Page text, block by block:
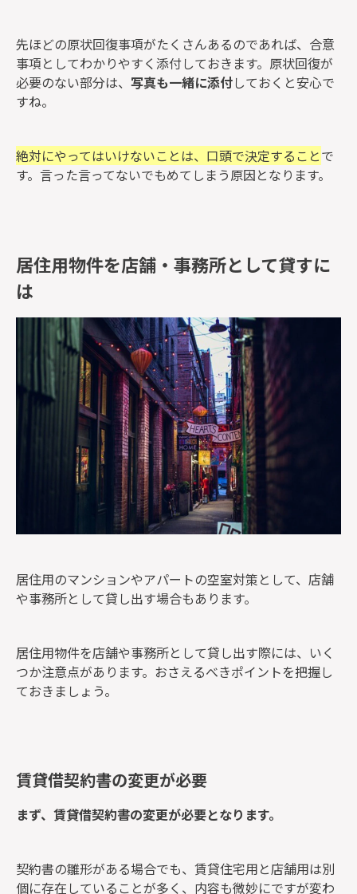
先ほどの原状回復事項がたくさんあるのであれば、合意
事項としてわかりやすく添付しておきます。原状回復が
必要のない部分は、 写真も一緒に添付しておくと安心で
すね。
絶対にやってはいけないことは、口頭で決定することで
す。言った言ってないでもめてしまう原因となります。
居住用物件を店舗・事務所として貸すに
は
居住用のマンションやアパートの空室対策として、店舗
や事務所として貸し出す場合もあります。
居住用物件を店舗や事務所として貸し出す際には、いく
つか注意点があります。おさえるべきポイントを把握し
ておきましょう。
賃貸借契約書の変更が必要
まず、賃貸借契約書の変更が必要となります。
契約書の雛形がある場合でも、賃貸住宅用と店舗用は別
個に存在していることが多く、内容も微妙にですが変わ